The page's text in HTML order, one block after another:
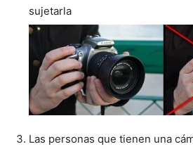
sujetarla
Las personas que tienen una